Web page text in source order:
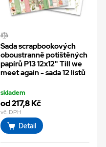
Sada scrapbookových
oboustranně potištěných
papírů P13 12x12" Till we
meet again - sada 12 listů
skladem
od 217,8 Kč
vč. DPH
Detail